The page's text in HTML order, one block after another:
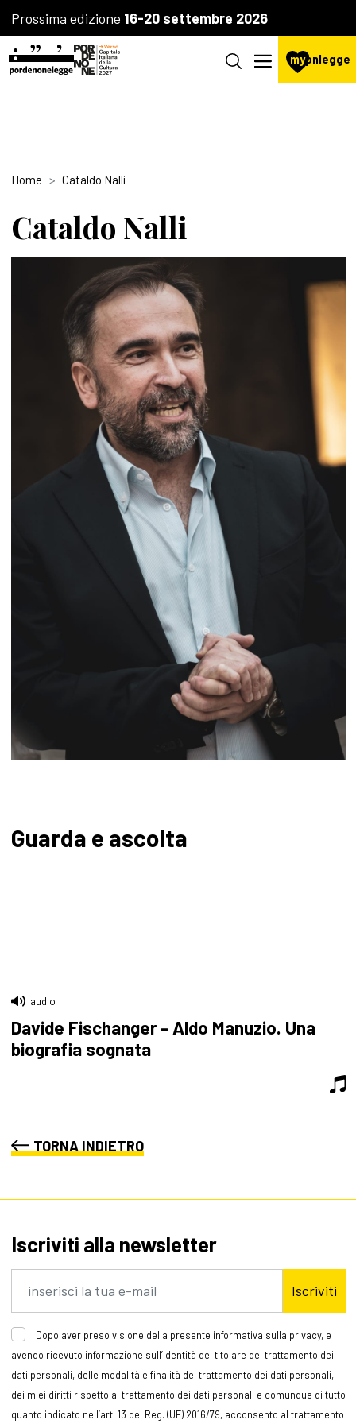
Prossima edizione 16-20 settembre 2026
mypnlegge
Home Cataldo Nalli
Cataldo Nalli
Guarda e ascolta
audio
Davide Fischanger - Aldo Manuzio. Una
biografia sognata
TORNA INDIETRO
Iscriviti alla newsletter
Iscriviti
Dopo aver preso visione della presente informativa sulla privacy, e
avendo ricevuto informazione sull’identità del titolare del trattamento dei
dati personali, delle modalità e finalità del trattamento dei dati personali,
dei miei diritti rispetto al trattamento dei dati personali e comunque di tutto
quanto indicato nell’art. 13 del Reg. (UE) 2016/79, acconsento al trattamento